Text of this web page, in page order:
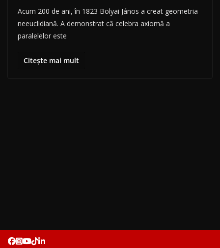
Acum 200 de ani, în 1823 Bolyai János a creat geometria
neeuclidiană. A demonstrat că celebra axiomă a
paralelelor este
Citește mai mult